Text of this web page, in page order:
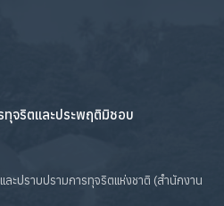
ทุจริตและประพฤติมิชอบ
ะปราบปรามการทุจริตแห่งชาติ (สำนักงาน